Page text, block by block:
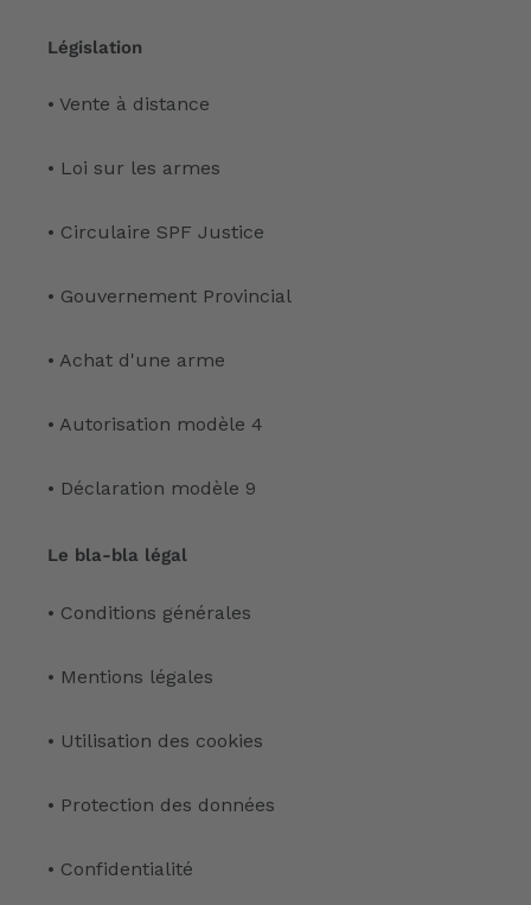
Législation
• Vente à distance
• Loi sur les armes
• Circulaire SPF Justice
• Gouvernement Provincial
• Achat d'une arme
• Autorisation modèle 4
• Déclaration modèle 9
Le bla-bla légal
• Conditions générales
• Mentions légales
• Utilisation des cookies
• Protection des données
• Confidentialité